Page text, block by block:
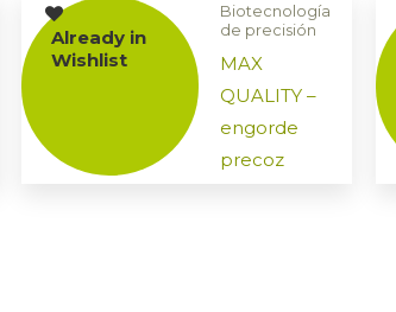
Already in
Wishlist
Biotecnología
de precisión
MAX
QUALITY –
engorde
precoz